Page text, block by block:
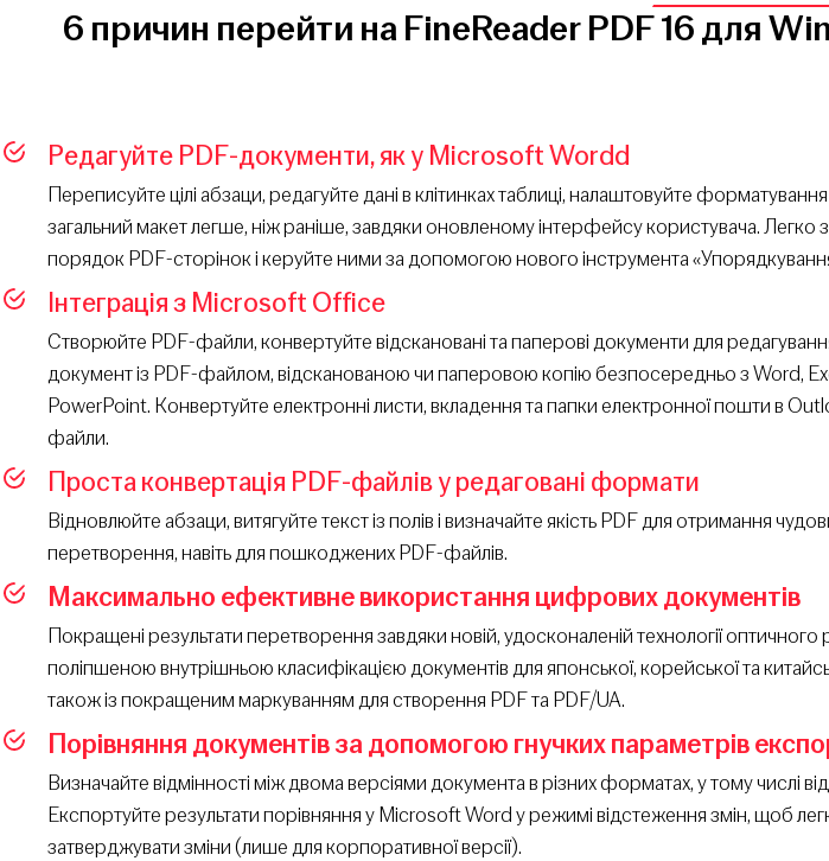
6 причин перейти на FineReader PDF 16 для
Редагуйте PDF-документи, як у Microsoft Wordd
Переписуйте цілі абзаци, редагуйте дані в клітинках таблиці, налаштовуйте
загальний макет легше, ніж раніше, завдяки оновленому інтерфейсу користувача. Легко
порядок PDF-сторінок і керуйте ними за допомогою нового інструмента
Інтеграція з Microsoft Office
Створюйте PDF-файли, конвертуйте відскановані та паперові документи для
документ із PDF-файлом, відсканованою чи паперовою копію безпосередньо з Word,
PowerPoint. Конвертуйте електронні листи, вкладення та папки електронної пошти в
файли.
Проста конвертація PDF-файлів у редаговані формати
Відновлюйте абзаци, витягуйте текст із полів і визначайте якість PDF для отримання
перетворення, навіть для пошкоджених PDF-файлів.
Максимально ефективне використання цифрових документів
Покращені результати перетворення завдяки новій, удосконаленій технології оптичного
поліпшеною внутрішньою класифікацією документів для японської, корейської та
також із покращеним маркуванням для створення PDF та PDF/UA.
Порівняння документів за допомогою гнучких параметрів
Визначайте відмінності між двома версіями документа в різних форматах, у тому числі
Експортуйте результати порівняння у Microsoft Word у режимі відстеження змін, щоб
затверджувати зміни (лише для корпоративної версії).